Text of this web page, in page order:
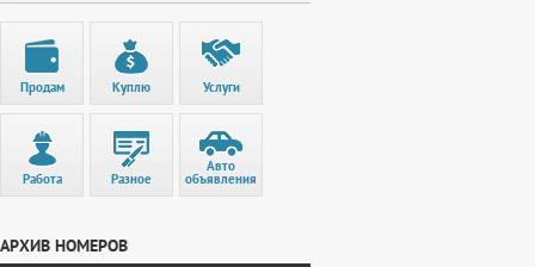
Продам Куплю Услуги
Работа Разное
Авто
объявления
АРХИВ НОМЕРОВ